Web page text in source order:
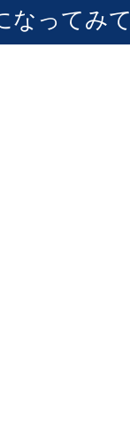
なってみて